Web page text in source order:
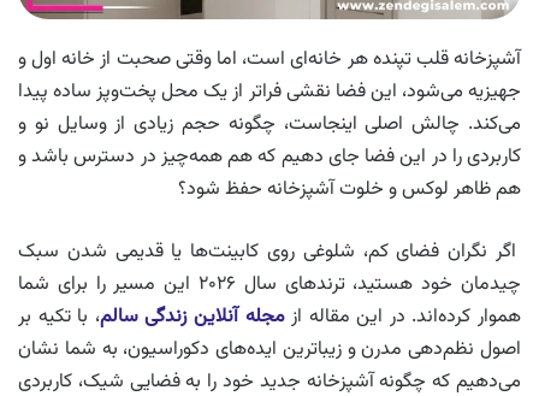
آشپزخانه قلب تپنده هر خانه‌ای است، اما وقتی صحبت از خانه اول و
جهیزیه می‌شود، این فضا نقشی فراتر از یک محل پخت‌وپز ساده پیدا
می‌کند. چالش اصلی اینجاست، چگونه حجم زیادی از وسایل نو و
کاربردی را در این فضا جای دهیم که هم همه‌چیز در دسترس باشد و
هم ظاهر لوکس و خلوت آشپزخانه حفظ شود؟
اگر نگران فضای کم، شلوغی روی کابینت‌ها یا قدیمی شدن سبک
چیدمان خود هستید، ترندهای سال ۲۰۲۶ این مسیر را برای شما
هموار کرده‌اند. در این مقاله ازمجله آنلاین زندگی سالم، با تکیه بر
اصول نظم‌دهی مدرن و زیباترین ایده‌های دکوراسیون، به شما نشان
می‌دهیم که چگونه آشپزخانه جدید خود را به فضایی شیک، کاربردی